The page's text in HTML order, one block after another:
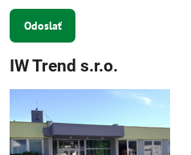
Odoslať
IW Trend s.r.o.